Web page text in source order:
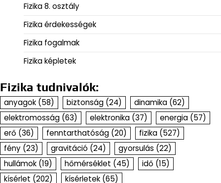
Fizika 8. osztály
Fizika érdekességek
Fizika fogalmak
Fizika képletek
Fizika tudnivalók:
anyagok (58) biztonság (24) dinamika (62)
elektromosság (63) elektronika (37) energia (57)
erő (36) fenntarthatóság (20) fizika (527)
fény (23) gravitáció (24) gyorsulás (22)
hullámok (19) hőmérséklet (45) idő (15)
kísérlet (202) kísérletek (65)